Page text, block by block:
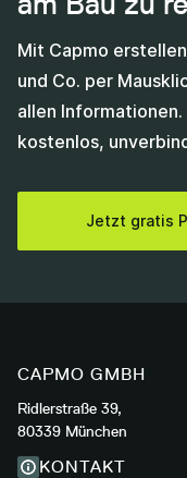
Mit Capmo
und Co. per
allen
kostenlos,
Jetzt gratis
CAPMO GMBH
Ridlerstraße 39,
80339 München
KONTAKT